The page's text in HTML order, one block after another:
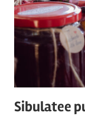
Sibulatee